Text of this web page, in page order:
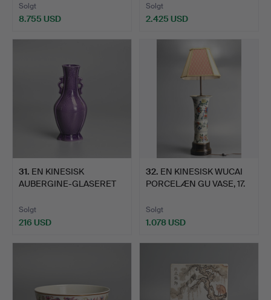
Solgt
8.755 USD
Solgt
2.425 USD
31. EN KINESISK
AUBERGINE-GLASERET
Solgt
216 USD
32. EN KINESISK WUCAI
PORCELÆN GU VASE, 17.
Solgt
1.078 USD